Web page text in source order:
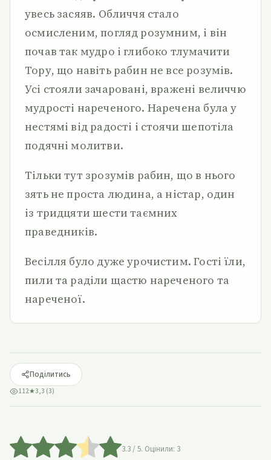
увесь засяяв. Обличчя стало
осмисленим, погляд розумним, і він
почав так мудро і глибоко тлумачити
Тору, що навіть рабин не все розумів.
Усі стояли зачаровані, вражені величчю
мудрості нареченого. Наречена була у
нестямі від радості і стоячи шепотіла
подячні молитви.
Тільки тут зрозумів рабин, що в нього
зять не проста людина, а ністар, один
із тридцяти шести таємних
праведників.
Весілля було дуже урочистим. Гості їли,
пили та раділи щастю нареченого та
нареченої.
Поділитись
112★3,3 (3)
3.3/ 5. Оцінили: 3